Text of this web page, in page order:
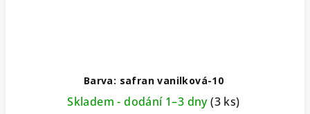
Barva: safran vanilková-10
Skladem - dodání 1–3 dny(3 ks)